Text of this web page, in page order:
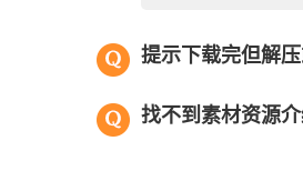
提示下载完但解压
找不到素材资源